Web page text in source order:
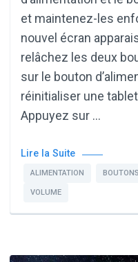
et maintenez-les
nouvel écran
relâchez les deux
sur le bouton
réinitialiser une
Appuyez sur …
Lire la Suite
ALIMENTATION BOUTONS
VOLUME